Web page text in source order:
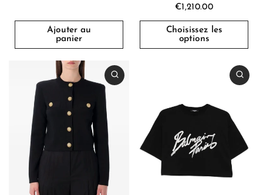
Ajouter au
panier
€1,210.00
Choisissez les
options